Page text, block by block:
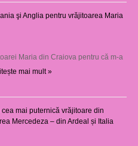
şi Anglia pentru vrăjitoarea Maria
Maria din Craiova pentru că m-a
mai mult »
mai puternică vrăjitoare din
Mercedeza – din Ardeal și Italia